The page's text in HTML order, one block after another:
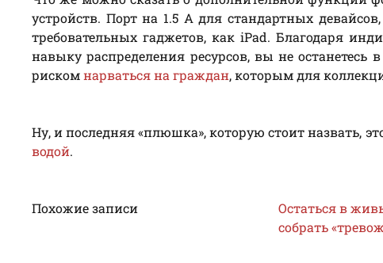
устройств. Порт на 1.5 А для стандартных
требовательных гаджетов, как iPad. Благодаря
навыку распределения ресурсов, вы не останетесь
рискомнарваться на граждан, которым для
Ну, и последняя «плюшка», которую стоит назвать,
водой.
Похожие записи
Остаться в
собрать